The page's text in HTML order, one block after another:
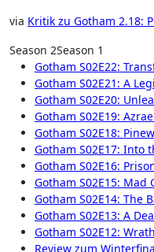
via Kritik zu Gotham 2.18:
Season 2Season 1
Gotham S02E22:
Gotham S02E21: A
Gotham S02E20:
Gotham S02E19:
Gotham S02E18:
Gotham S02E17: Into
Gotham S02E16:
Gotham S02E15: Mad
Gotham S02E14: The
Gotham S02E13: A
Gotham S02E12:
Review zum